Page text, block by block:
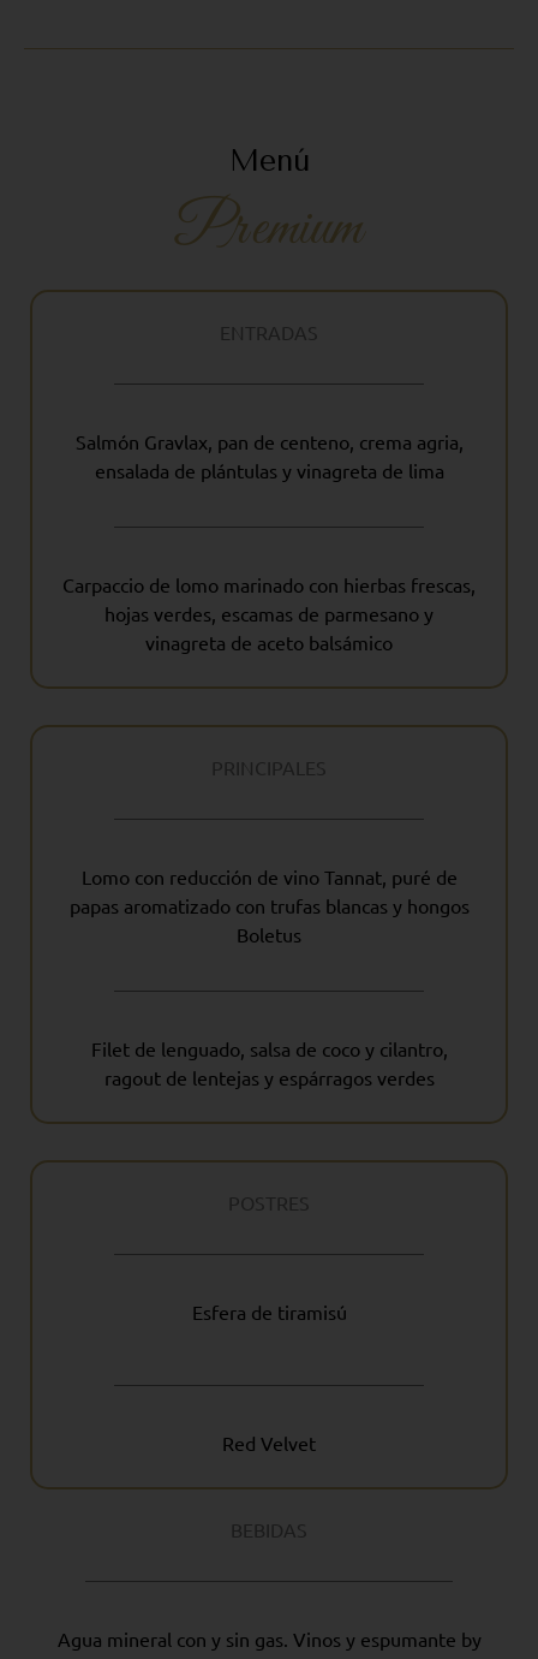
Menú
Premium
ENTRADAS
Salmón Gravlax, pan de centeno, crema agria,
ensalada de plántulas y vinagreta de lima
Carpaccio de lomo marinado con hierbas frescas,
hojas verdes, escamas de parmesano y
vinagreta de aceto balsámico
PRINCIPALES
Lomo con reducción de vino Tannat, puré de
papas aromatizado con trufas blancas y hongos
Boletus
Filet de lenguado, salsa de coco y cilantro,
ragout de lentejas y espárragos verdes
POSTRES
Esfera de tiramisú
Red Velvet
BEBIDAS
Agua mineral con y sin gas. Vinos y espumante by